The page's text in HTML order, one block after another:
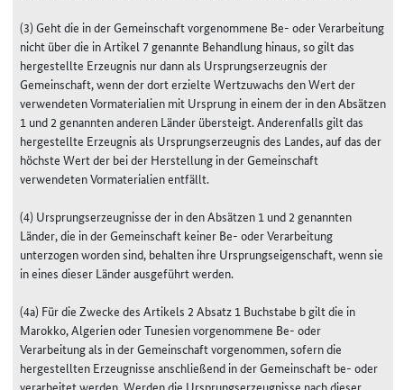
(3) Geht die in der Gemeinschaft vorgenommene Be- oder Verarbeitung
nicht über die in Artikel 7 genannte Behandlung hinaus, so gilt das
hergestellte Erzeugnis nur dann als Ursprungserzeugnis der
Gemeinschaft, wenn der dort erzielte Wertzuwachs den Wert der
verwendeten Vormaterialien mit Ursprung in einem der in den Absätzen
1 und 2 genannten anderen Länder übersteigt. Anderenfalls gilt das
hergestellte Erzeugnis als Ursprungserzeugnis des Landes, auf das der
höchste Wert der bei der Herstellung in der Gemeinschaft
verwendeten Vormaterialien entfällt.
(4) Ursprungserzeugnisse der in den Absätzen 1 und 2 genannten
Länder, die in der Gemeinschaft keiner Be- oder Verarbeitung
unterzogen worden sind, behalten ihre Ursprungseigenschaft, wenn sie
in eines dieser Länder ausgeführt werden.
(4a) Für die Zwecke des Artikels 2 Absatz 1 Buchstabe b gilt die in
Marokko, Algerien oder Tunesien vorgenommene Be- oder
Verarbeitung als in der Gemeinschaft vorgenommen, sofern die
hergestellten Erzeugnisse anschließend in der Gemeinschaft be- oder